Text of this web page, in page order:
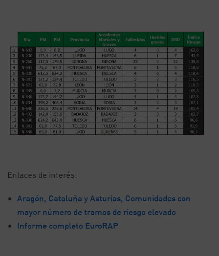
Enlaces de interés:
Aragón, Cataluña y Asturias, Comunidades con
mayor número de tramos de riesgo elevado
Informe completo EuroRAP